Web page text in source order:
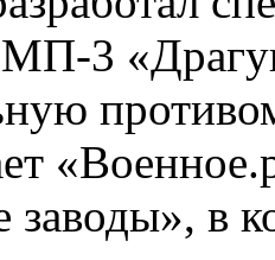
3
заводы», в